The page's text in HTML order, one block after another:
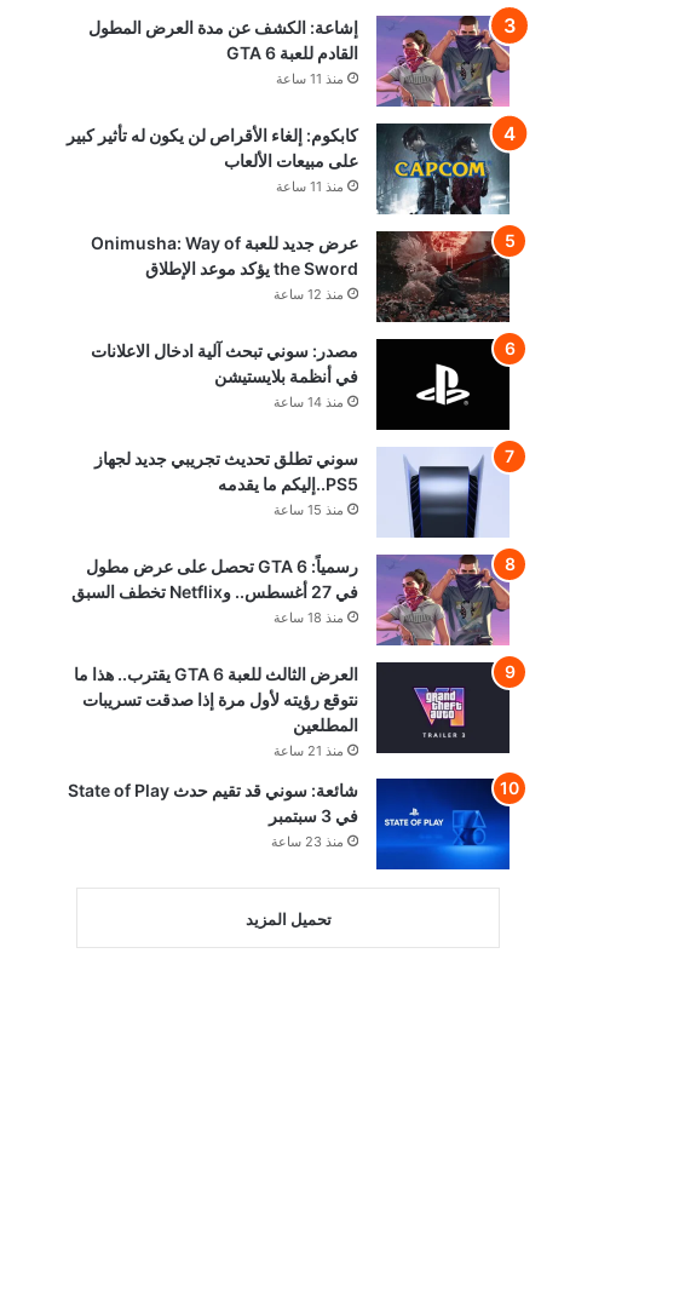
إشاعة: الكشف عن مدة العرض المطول
القادم للعبة GTA 6
منذ 11 ساعة
كابكوم: إلغاء الأقراص لن يكون له تأثير كبير
على مبيعات الألعاب
منذ 11 ساعة
عرض جديد للعبة Onimusha: Way of
the Sword يؤكد موعد الإطلاق
منذ 12 ساعة
مصدر: سوني تبحث آلية ادخال الاعلانات
في أنظمة بلايستيشن
منذ 14 ساعة
سوني تطلق تحديث تجريبي جديد لجهاز
PS5..إليكم ما يقدمه
منذ 15 ساعة
رسمياً: GTA 6 تحصل على عرض مطول
في 27 أغسطس.. وNetflix تخطف السبق
منذ 18 ساعة
العرض الثالث للعبة GTA 6 يقترب.. هذا ما
نتوقع رؤيته لأول مرة إذا صدقت تسريبات
المطلعين
منذ 21 ساعة
شائعة: سوني قد تقيم حدث State of Play
في 3 سبتمبر
منذ 23 ساعة
تحميل المزيد